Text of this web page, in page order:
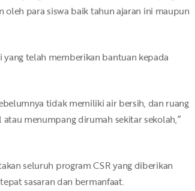
para siswa baik tahun ajaran ini maupun
yang telah memberikan bantuan kepada
tidak memiliki air bersih, dan ruang
menumpang dirumah sekitar sekolah,”
seluruh program CSR yang diberikan
sasaran dan bermanfaat.